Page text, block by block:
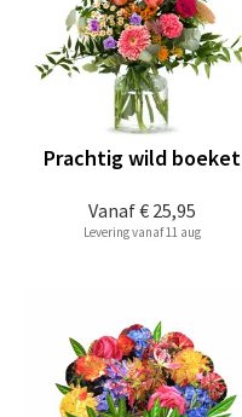
Vanaf€ 25,95
Prachtig wild boeket
Levering vanaf 11 aug